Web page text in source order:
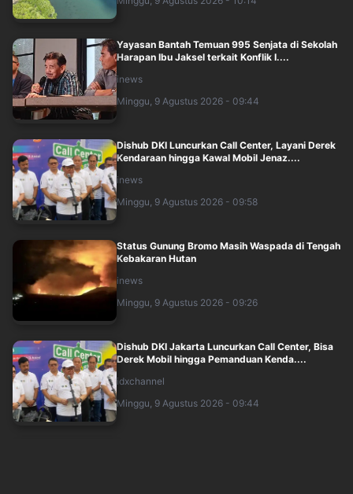
Yayasan Bantah Temuan 995 Senjata di Sekolah
Harapan Ibu Jaksel terkait Konflik I....
inews
Minggu, 9 Agustus 2026 - 09:44
Dishub DKI Luncurkan Call Center, Layani Derek
Kendaraan hingga Kawal Mobil Jenaz....
inews
Minggu, 9 Agustus 2026 - 09:58
Status Gunung Bromo Masih Waspada di Tengah
Kebakaran Hutan
inews
Minggu, 9 Agustus 2026 - 09:26
Dishub DKI Jakarta Luncurkan Call Center, Bisa
Derek Mobil hingga Pemanduan Kenda....
idxchannel
Minggu, 9 Agustus 2026 - 09:44